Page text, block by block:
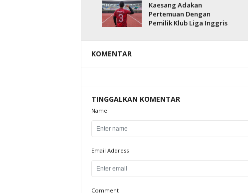
Kaesang Adakan
Pertemuan Dengan
Pemilik Klub Liga Inggris
KOMENTAR
TINGGALKAN KOMENTAR
Name
Email Address
Comment